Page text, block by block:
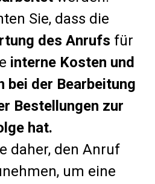
Sie, dass die
des Anrufs für
interne Kosten und
bei der Bearbeitung
Bestellungen zur
hat.
daher, den Anruf
um eine